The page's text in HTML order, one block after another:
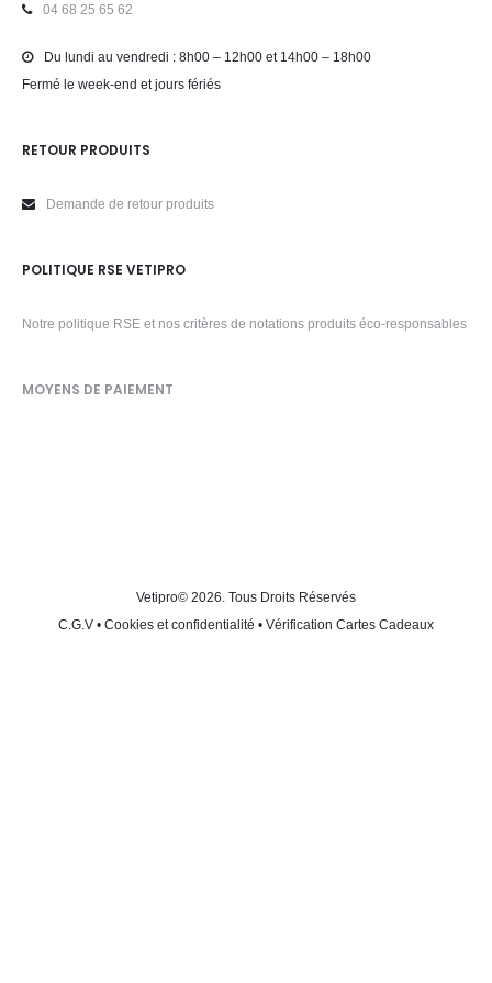
04 68 25 65 62
Du lundi au vendredi : 8h00 – 12h00 et 14h00 – 18h00
Fermé le week-end et jours fériés
RETOUR PRODUITS
Demande de retour produits
POLITIQUE RSE VETIPRO
Notre politique RSE et nos critères de notations produits éco-responsables
MOYENS DE PAIEMENT
Vetipro© 2026. Tous Droits Réservés
C.G.V • Cookies et confidentialité • Vérification Cartes Cadeaux